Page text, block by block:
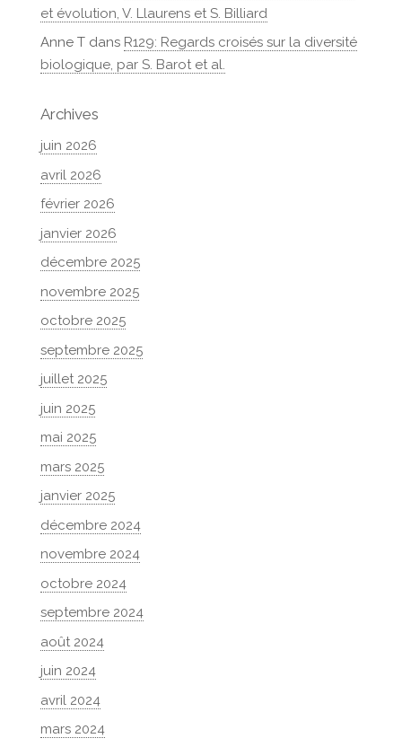
et évolution, V. Llaurens et S. Billiard
Anne Tdans R129: Regards croisés sur la diversité
biologique, par S. Barot et al.
Archives
juin 2026
avril 2026
février 2026
janvier 2026
décembre 2025
novembre 2025
octobre 2025
septembre 2025
juillet 2025
juin 2025
mai 2025
mars 2025
janvier 2025
décembre 2024
novembre 2024
octobre 2024
septembre 2024
août 2024
juin 2024
avril 2024
mars 2024